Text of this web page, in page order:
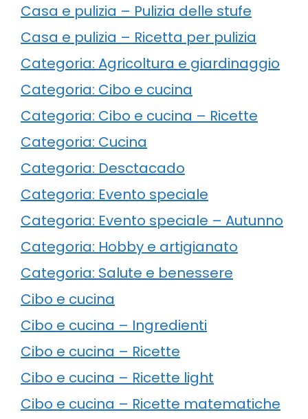
Casa e pulizia – Pulizia delle stufe
Casa e pulizia – Ricetta per pulizia
Categoria: Agricoltura e giardinaggio
Categoria: Cibo e cucina
Categoria: Cibo e cucina – Ricette
Categoria: Cucina
Categoria: Desctacado
Categoria: Evento speciale
Categoria: Evento speciale – Autunno
Categoria: Hobby e artigianato
Categoria: Salute e benessere
Cibo e cucina
Cibo e cucina – Ingredienti
Cibo e cucina – Ricette
Cibo e cucina – Ricette light
Cibo e cucina – Ricette matematiche